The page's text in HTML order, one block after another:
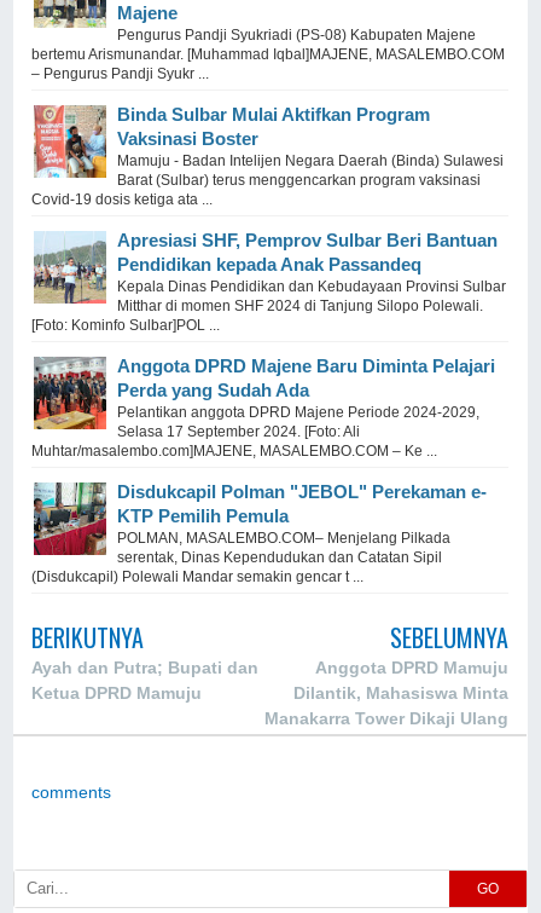
Majene
Pengurus Pandji Syukriadi (PS-08) Kabupaten Majene
bertemu Arismunandar. [Muhammad Iqbal]MAJENE, MASALEMBO.COM
– Pengurus Pandji Syukr ...
Binda Sulbar Mulai Aktifkan Program
Vaksinasi Boster
Mamuju - Badan Intelijen Negara Daerah (Binda) Sulawesi
Barat (Sulbar) terus menggencarkan program vaksinasi
Covid-19 dosis ketiga ata ...
Apresiasi SHF, Pemprov Sulbar Beri Bantuan
Pendidikan kepada Anak Passandeq
Kepala Dinas Pendidikan dan Kebudayaan Provinsi Sulbar
Mitthar di momen SHF 2024 di Tanjung Silopo Polewali.
[Foto: Kominfo Sulbar]POL ...
Anggota DPRD Majene Baru Diminta Pelajari
Perda yang Sudah Ada
Pelantikan anggota DPRD Majene Periode 2024-2029,
Selasa 17 September 2024. [Foto: Ali
Muhtar/masalembo.com]MAJENE, MASALEMBO.COM – Ke ...
Disdukcapil Polman "JEBOL" Perekaman e-
KTP Pemilih Pemula
POLMAN, MASALEMBO.COM– Menjelang Pilkada
serentak, Dinas Kependudukan dan Catatan Sipil
(Disdukcapil) Polewali Mandar semakin gencar t ...
BERIKUTNYA
Ayah dan Putra; Bupati dan
Ketua DPRD Mamuju
SEBELUMNYA
Anggota DPRD Mamuju
Dilantik, Mahasiswa Minta
Manakarra Tower Dikaji Ulang
comments
GO